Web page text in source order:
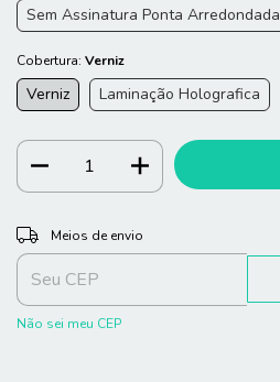
Sem Assinatura Ponta Arredondada
Cobertura: Verniz
Verniz Laminação Holografica
Entregas para o CEP:
Meios de envio
Não sei meu CEP